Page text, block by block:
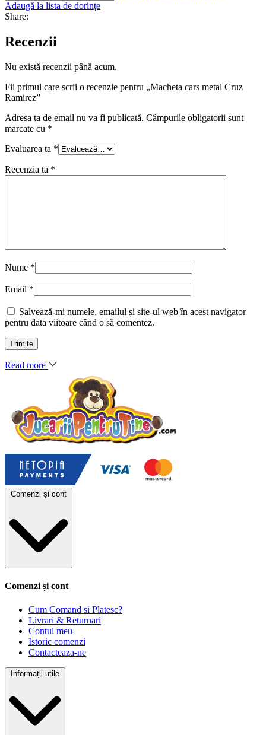
Adaugă la lista de dorințe
Share:
Recenzii
Nu există recenzii până acum.
Fii primul care scrii o recenzie pentru „Macheta cars metal Cruz
Ramirez”
Adresa ta de email nu va fi publicată. Câmpurile obligatorii sunt
marcate cu *
Evaluarea ta *
Recenzia ta *
Nume *
Email *
Salvează-mi numele, emailul și site-ul web în acest navigator
pentru data viitoare când o să comentez.
Read more
Comenzi și cont
Comenzi și cont
Cum Comand si Platesc?
Livrari & Returnari
Contul meu
Istoric comenzi
Contacteaza-ne
Informații utile